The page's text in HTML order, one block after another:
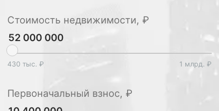
Стоимость недвижимости, ₽
430 тыс. ₽ 1 млрд. ₽
Первоначальный взнос, ₽